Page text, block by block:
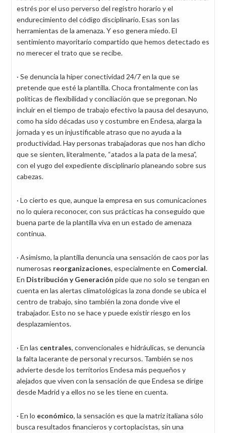
estrés por el uso perverso del registro horario y el
endurecimiento del código disciplinario. Esas son las
herramientas de la amenaza. Y eso genera miedo. El
sentimiento mayoritario compartido que hemos detectado es
no merecer el trato que se recibe.
· Se denuncia la hiper conectividad 24/7 en la que se
pretende que esté la plantilla. Choca frontalmente con las
políticas de flexibilidad y conciliación que se pregonan. No
incluir en el tiempo de trabajo efectivo la pausa del desayuno,
como ha sido décadas uso y costumbre en Endesa, alarga la
jornada y es un injustificable atraso que no ayuda a la
productividad. Hay personas trabajadoras que nos han dicho
que se sienten, literalmente, “atados a la pata de la mesa”,
con el yugo del expediente disciplinario planeando sobre sus
cabezas.
· Lo cierto es que, aunque la empresa en sus comunicaciones
no lo quiera reconocer, con sus prácticas ha conseguido que
buena parte de la plantilla viva en un estado de amenaza
continua.
· Asimismo, la plantilla denuncia una sensación de caos por las
numerosas reorganizaciones, especialmente en Comercial.
En Distribución y Generación pide que no solo se tengan en
cuenta en las alertas climatológicas la zona donde se ubica el
centro de trabajo, sino también la zona donde vive el
trabajador. Esto no se hace y puede existir riesgo en los
desplazamientos.
· En las centrales, convencionales e hidráulicas, se denuncia
la falta lacerante de personal y recursos. También se nos
advierte desde los territorios Endesa más pequeños y
alejados que viven con la sensación de que Endesa se dirige
desde Madrid y a ellos no se les tiene en cuenta.
· En lo económico, la sensación es que la matriz italiana sólo
busca resultados financieros y cortoplacistas, sin una